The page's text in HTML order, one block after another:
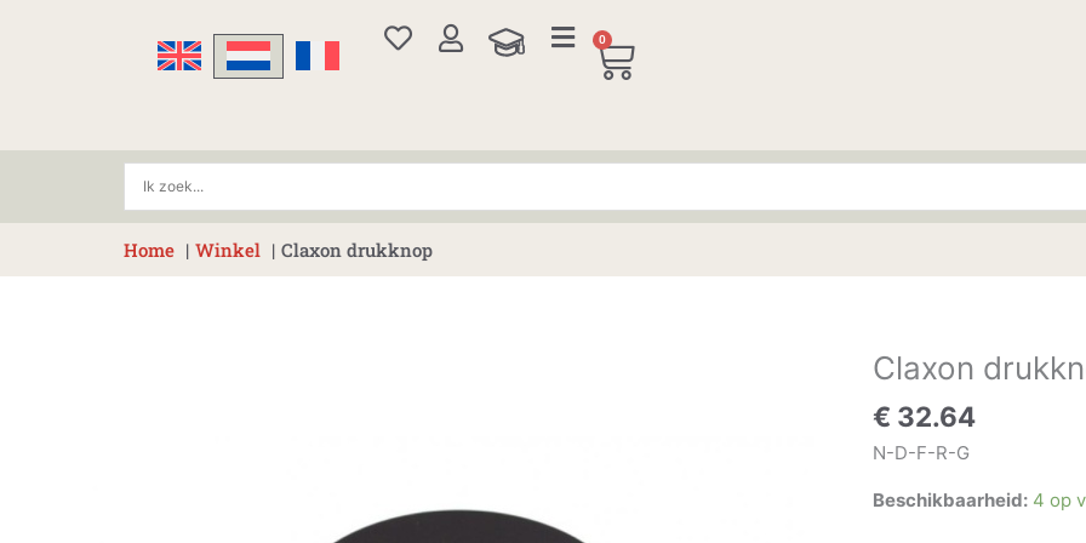
0
Winkelwagen
Home Winkel Claxon drukknop
Claxon
€ 32.64
N-D-F-R-G
Beschikbaarheid: 4 op
Claxon
aantal